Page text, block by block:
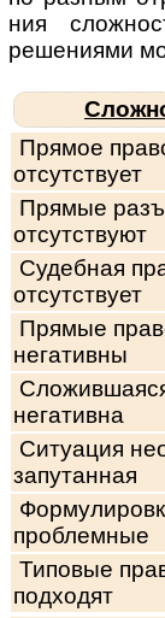
ния
решениями
Прямое
отсутствует
Прямые
отсутствуют
Судебная
отсутствует
Прямые
негативны
негативна
Ситуация
запутанная
проблемные
Типовые
подходят